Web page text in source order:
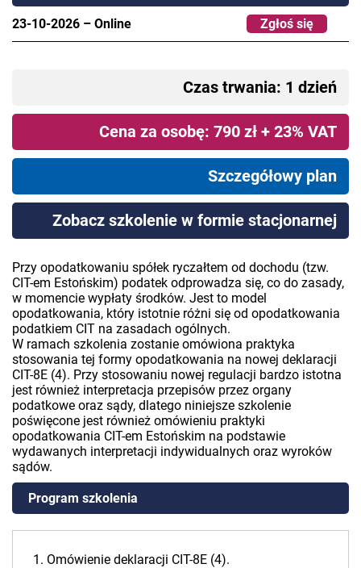
23-10-2026 – Online Zgłoś się
Czas trwania: 1 dzień
Cena za osobę: 790 zł + 23% VAT
Szczegółowy plan
Zobacz szkolenie w formie stacjonarnej
Przy opodatkowaniu spółek ryczałtem od dochodu (tzw.
CIT-em Estońskim) podatek odprowadza się, co do zasady,
w momencie wypłaty środków. Jest to model
opodatkowania, który istotnie różni się od opodatkowania
podatkiem CIT na zasadach ogólnych.
W ramach szkolenia zostanie omówiona praktyka
stosowania tej formy opodatkowania na nowej deklaracji
CIT-8E (4). Przy stosowaniu nowej regulacji bardzo istotna
jest również interpretacja przepisów przez organy
podatkowe oraz sądy, dlatego niniejsze szkolenie
poświęcone jest również omówieniu praktyki
opodatkowania CIT-em Estońskim na podstawie
wydawanych interpretacji indywidualnych oraz wyroków
sądów.
Program szkolenia
1. Omówienie deklaracji CIT-8E (4).